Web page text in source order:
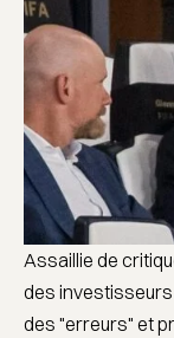
Assaillie de
des investisseurs
des "erreurs" et